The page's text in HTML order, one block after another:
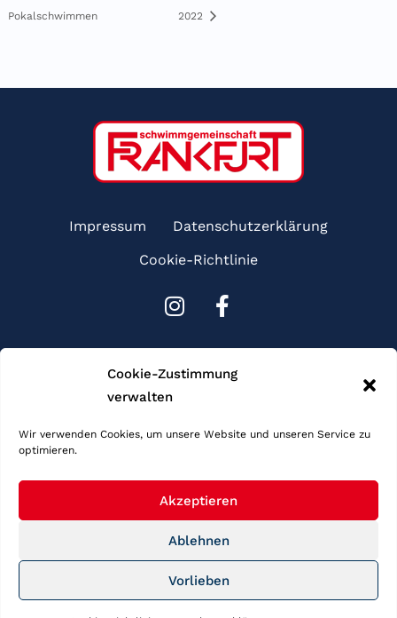
Cookie-Zustimmung
verwalten
Wir verwenden Cookies, um unsere Website und unseren Service zu
optimieren.
Akzeptieren
Ablehnen
Vorlieben
Pokalschwimmen
2022
Impressum
Datenschutzerklärung
Cookie-Richtlinie
I
s
t
r
m
F
c
e
o
-
f
Copyright © 2026 Schwimmgemeinschaft Frankfurt. Alle Rechte
vorbehalten.